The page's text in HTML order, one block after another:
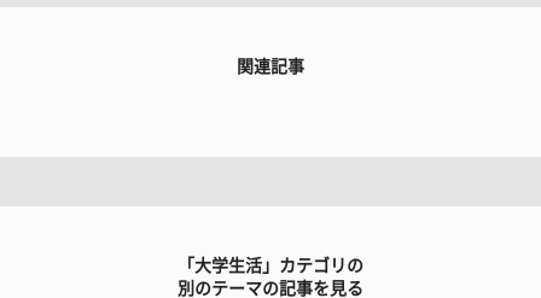
関連記事
「大学生活」カテゴリの
別のテーマの記事を見る